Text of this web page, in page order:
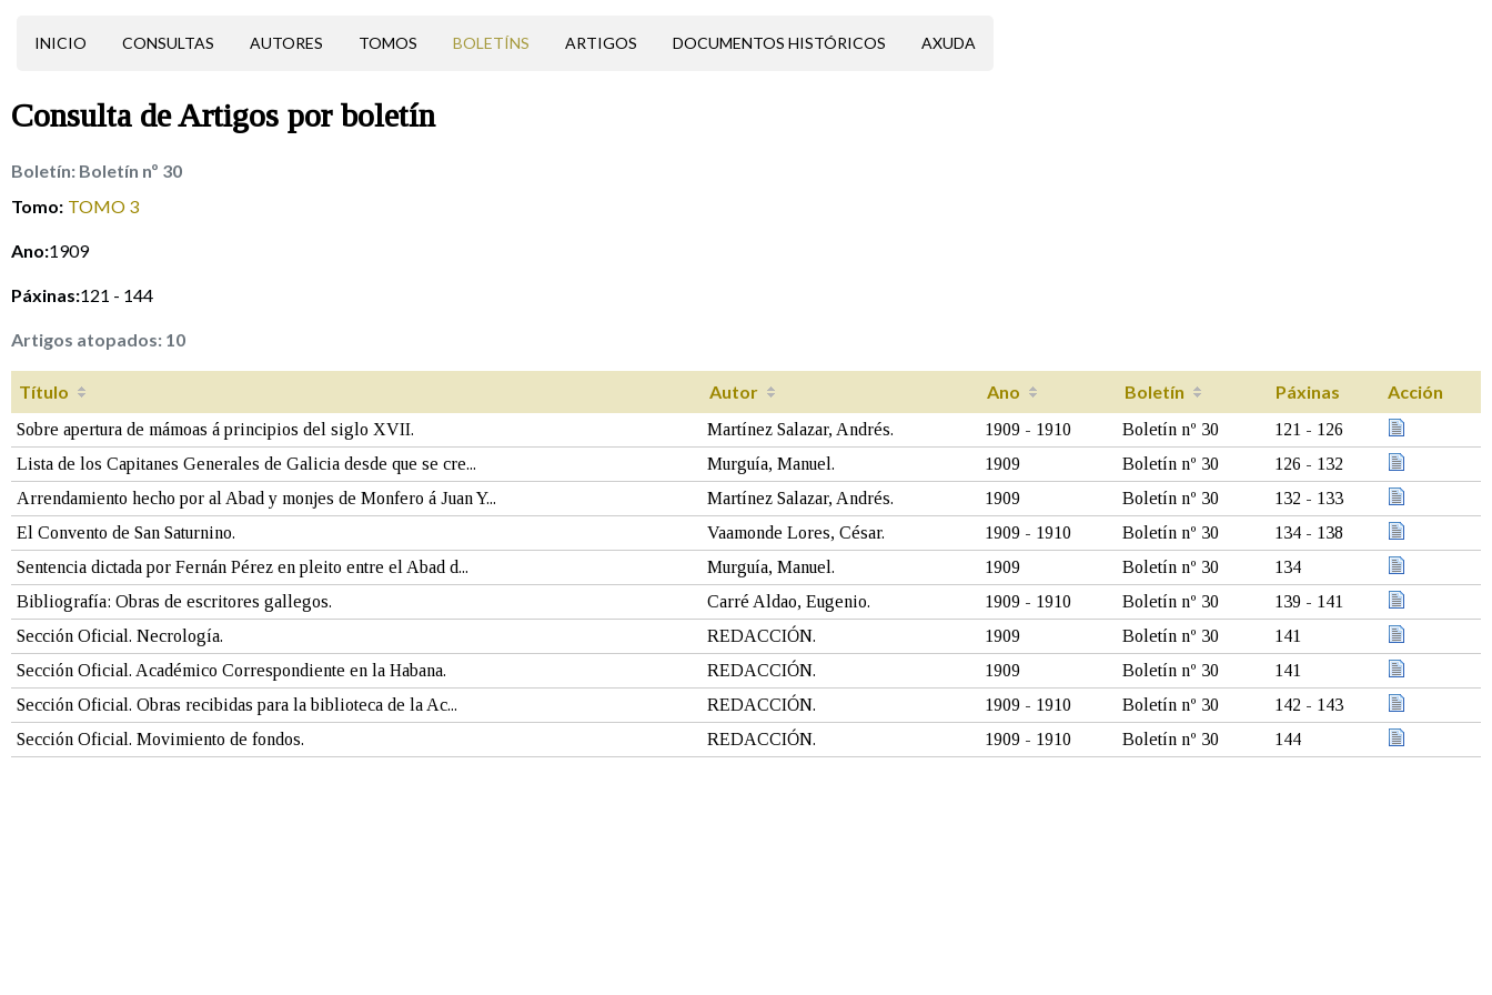
INICIO CONSULTAS AUTORES TOMOS BOLETÍNS ARTIGOS DOCUMENTOS HISTÓRICOS AXUDA
Consulta deArtigos por boletín
Boletín: Boletín nº 30
Tomo: TOMO 3
Ano:1909
Páxinas:121 - 144
Artigos atopados: 10
Título Autor Ano Boletín Páxinas Acción
Sobre apertura de mámoas á principios del siglo XVII. Martínez Salazar, Andrés. 1909 - 1910 Boletín nº 30
121 - 126
Lista de los Capitanes Generales de Galicia desde que se cre...
Murguía, Manuel. 1909 Boletín nº 30
126 - 132
Arrendamiento hecho por al Abad y monjes de Monfero á Juan Y...
Martínez Salazar, Andrés. 1909 Boletín nº 30
132 - 133
El Convento de San Saturnino.
Vaamonde Lores, César. 1909 - 1910 Boletín nº 30
134 - 138
Sentencia dictada por Fernán Pérez en pleito entre el Abad d...
Murguía, Manuel. 1909 Boletín nº 30
134
Bibliografía: Obras de escritores gallegos.
Carré Aldao, Eugenio. 1909 - 1910 Boletín nº 30
139 - 141
Sección Oficial. Necrología.
REDACCIÓN. 1909 Boletín nº 30
141
Sección Oficial. Académico Correspondiente en la Habana.
REDACCIÓN. 1909 Boletín nº 30
141
Sección Oficial. Obras recibidas para la biblioteca de la Ac...
REDACCIÓN. 1909 - 1910 Boletín nº 30
142 - 143
Sección Oficial. Movimiento de fondos.
REDACCIÓN. 1909 - 1910 Boletín nº 30 144